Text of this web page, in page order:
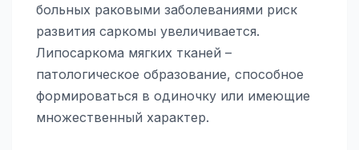
больных раковыми заболеваниями риск
развития саркомы увеличивается.
Липосаркома мягких тканей –
патологическое образование, способное
формироваться в одиночку или имеющие
множественный характер.